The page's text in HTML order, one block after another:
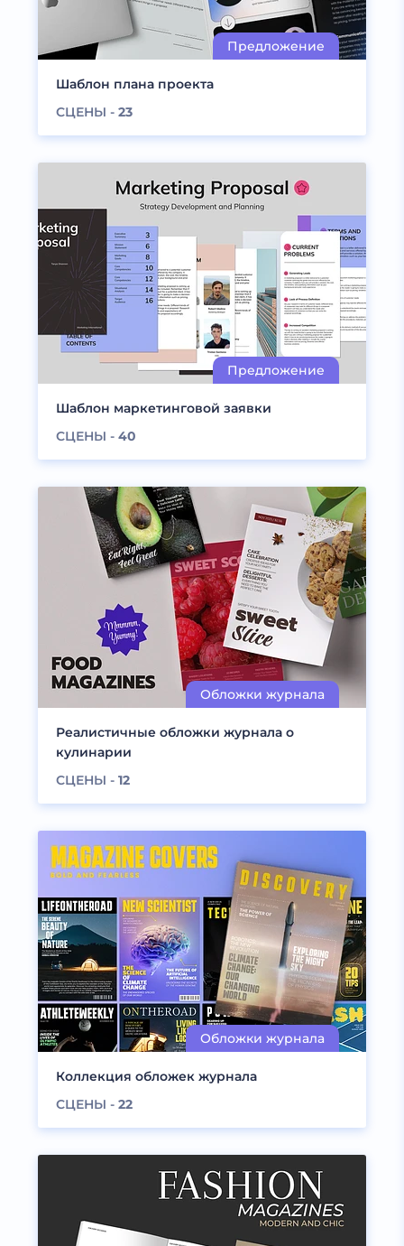
Шаблон плана проекта
СЦЕНЫ - 23
Шаблон маркетинговой заявки
СЦЕНЫ - 40
Реалистичные обложки журнала о
кулинарии
СЦЕНЫ - 12
Коллекция обложек журнала
СЦЕНЫ - 22